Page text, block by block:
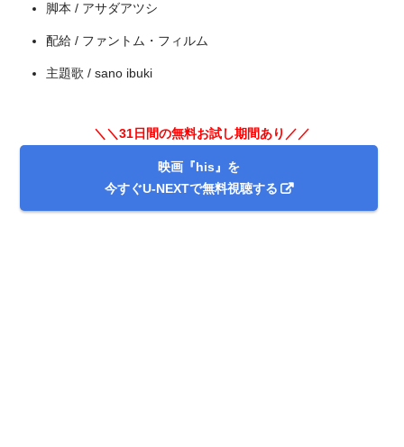
今すぐ無料でU-NEXTで見る
脚本 / アサダアツシ
配給 / ファントム・フィルム
主題歌 / sano ibuki
＼＼31日間の無料お試し期間あり／／
映画『his』を
今すぐU-NEXTで無料視聴する